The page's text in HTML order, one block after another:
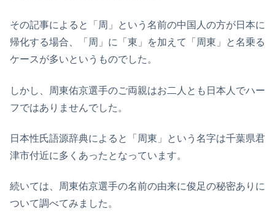
その記事によると「周」という名前の中国人の方が日本に
帰化する場合、「周」に「東」を加えて「周東」と名乗る
ケースが多いというものでした。
しかし、周東佑京選手のご両親はお二人とも日本人でハー
フではありませんでした。
日本性氏語源辞典によると「周東」という名字は千葉県君
津市付近に多くあったとなっています。
続いては、周東佑京選手の名前の由来に俊足の秘密ありに
ついて調べてみました。